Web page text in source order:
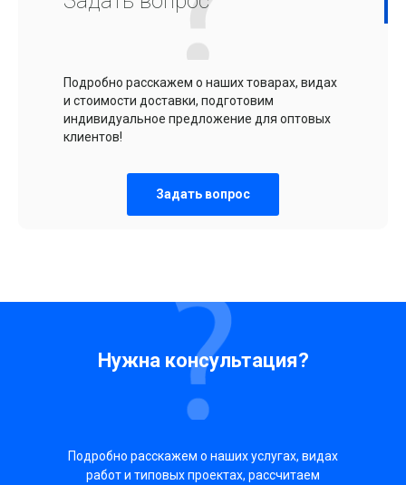
Подробно расскажем о наших товарах, видах
и стоимости доставки, подготовим
индивидуальное предложение для оптовых
клиентов!
Задать вопрос
Нужна консультация?
Подробно расскажем о наших услугах, видах
работ и типовых проектах, рассчитаем